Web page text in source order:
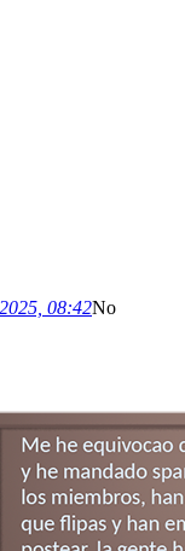
08:42No